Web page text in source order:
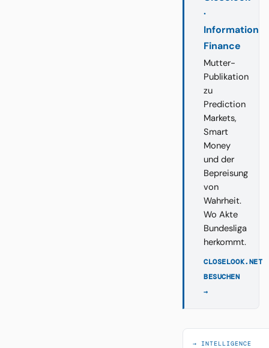
·
Information
Finance
Mutter-
Publikation
zu
Prediction
Markets,
Smart
Money
und der
Bepreisung
von
Wahrheit.
Wo Akte
Bundesliga
herkommt.
CLOSELOOK.NET
BESUCHEN
→
→ INTELLIGENCE